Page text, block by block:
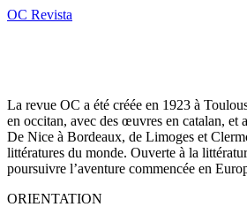
OC Revista
La revue OC a été créée en 1923 à
en occitan, avec des œuvres en catalan, et
De Nice à Bordeaux, de Limoges et
littératures du monde. Ouverte à la
poursuivre l’aventure commencée en
ORIENTATION